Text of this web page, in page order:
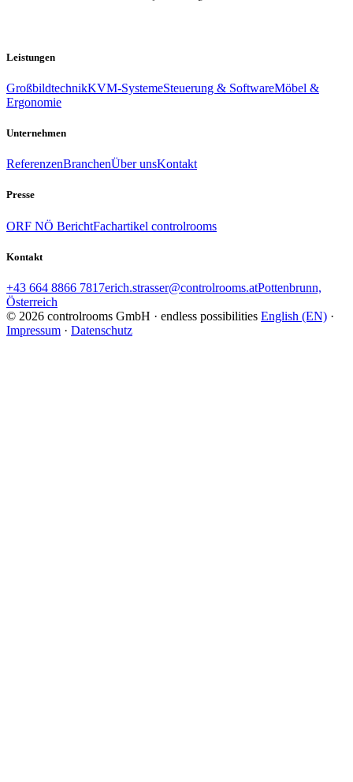
Leistungen
GroßbildtechnikKVM-SystemeSteuerung & SoftwareMöbel &
Ergonomie
Unternehmen
ReferenzenBranchenÜber unsKontakt
Presse
ORF NÖ BerichtFachartikel controlrooms
Kontakt
+43 664 8866 7817erich.strasser@controlrooms.atPottenbrunn,
Österreich
© 2026 controlrooms GmbH · endless possibilities English (EN) ·
Impressum · Datenschutz